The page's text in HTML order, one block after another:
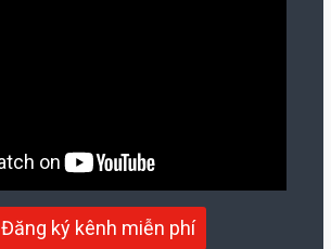
Đăng ký kênh miễn phí